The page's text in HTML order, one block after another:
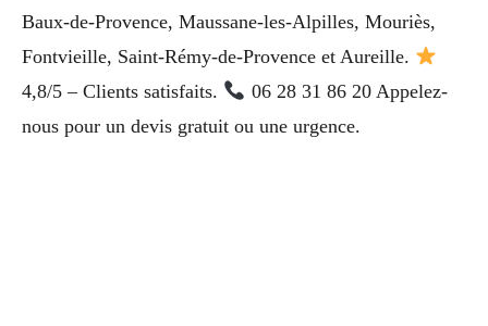
Baux-de-Provence, Maussane-les-Alpilles, Mouriès,
Fontvieille, Saint-Rémy-de-Provence et Aureille.
4,8/5 – Clients satisfaits.
06 28 31 86 20 Appelez-
nous pour un devis gratuit ou une urgence.